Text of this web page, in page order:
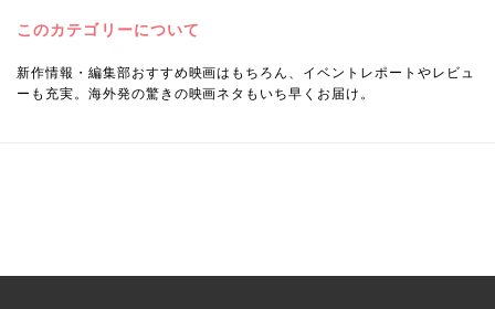
このカテゴリーについて
新作情報・編集部おすすめ映画はもちろん、イベントレポートやレビュ
ーも充実。海外発の驚きの映画ネタもいち早くお届け。